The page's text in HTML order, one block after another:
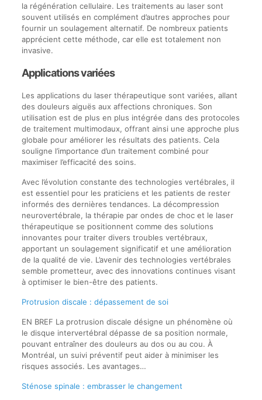
la régénération cellulaire. Les traitements au laser sont
souvent utilisés en complément d’autres approches pour
fournir un soulagement alternatif. De nombreux patients
apprécient cette méthode, car elle est totalement non
invasive.
Applications variées
Les applications du laser thérapeutique sont variées, allant
des douleurs aiguës aux affections chroniques. Son
utilisation est de plus en plus intégrée dans des protocoles
de traitement multimodaux, offrant ainsi une approche plus
globale pour améliorer les résultats des patients. Cela
souligne l’importance d’un traitement combiné pour
maximiser l’efficacité des soins.
Avec l’évolution constante des technologies vertébrales, il
est essentiel pour les praticiens et les patients de rester
informés des dernières tendances. La décompression
neurovertébrale, la thérapie par ondes de choc et le laser
thérapeutique se positionnent comme des solutions
innovantes pour traiter divers troubles vertébraux,
apportant un soulagement significatif et une amélioration
de la qualité de vie. L’avenir des technologies vertébrales
semble prometteur, avec des innovations continues visant
à optimiser le bien-être des patients.
Protrusion discale : dépassement de soi
EN BREF La protrusion discale désigne un phénomène où
le disque intervertébral dépasse de sa position normale,
pouvant entraîner des douleurs au dos ou au cou. À
Montréal, un suivi préventif peut aider à minimiser les
risques associés. Les avantages…
Sténose spinale : embrasser le changement